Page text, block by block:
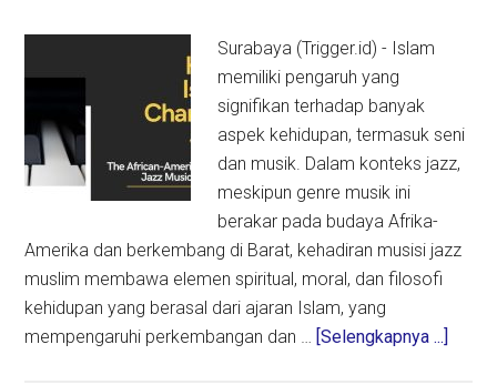
Surabaya (Trigger.id) - Islam
memiliki pengaruh yang
signifikan terhadap banyak
aspek kehidupan, termasuk seni
dan musik. Dalam konteks jazz,
meskipun genre musik ini
berakar pada budaya Afrika-
Amerika dan berkembang di Barat, kehadiran musisi jazz
muslim membawa elemen spiritual, moral, dan filosofi
kehidupan yang berasal dari ajaran Islam, yang
mempengaruhi perkembangan dan … [Selengkapnya ...]